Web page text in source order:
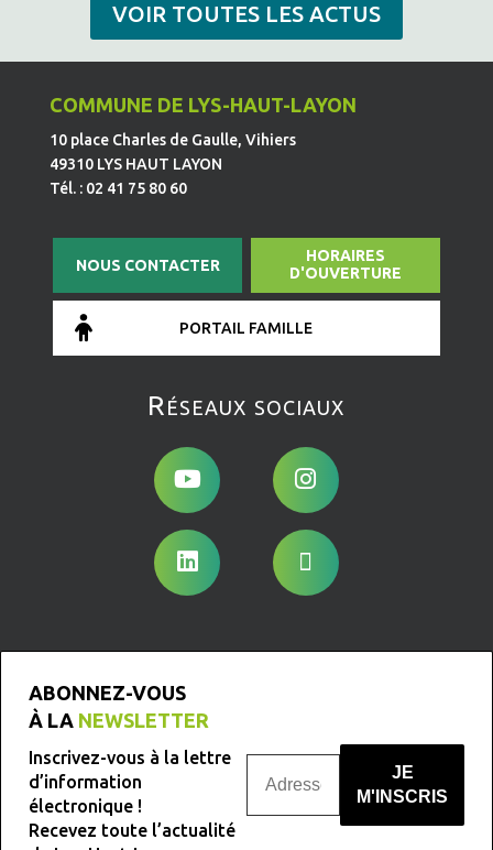
VOIR TOUTES LES ACTUS
COMMUNE DE LYS-HAUT-LAYON
10 place Charles de Gaulle, Vihiers
49310 LYS HAUT LAYON
Tél. : 02 41 75 80 60
NOUS CONTACTER
HORAIRES
D'OUVERTURE
PORTAIL FAMILLE
Réseaux sociaux
ABONNEZ-VOUS
À LA NEWSLETTER
Inscrivez-vous à la lettre
d’information
électronique !
Recevez toute l’actualité